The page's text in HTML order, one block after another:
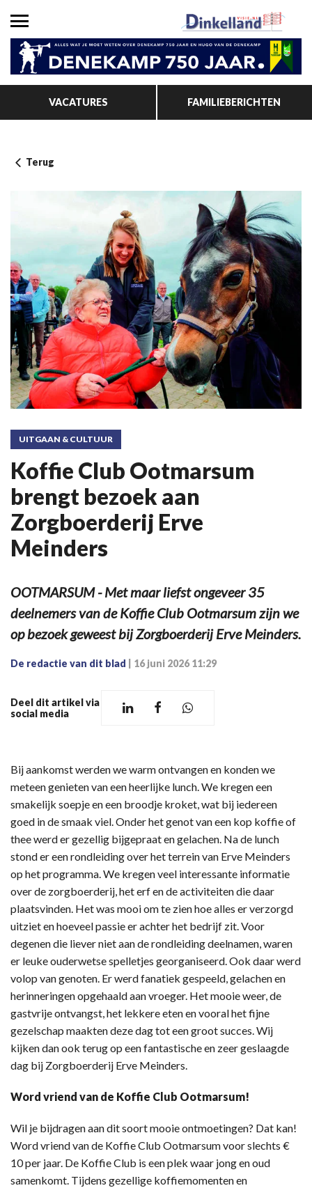
VACATURES FAMILIEBERICHTEN
Terug
UITGAAN & CULTUUR
Koffie Club Ootmarsum
brengt bezoek aan
Zorgboerderij Erve
Meinders
OOTMARSUM - Met maar liefst ongeveer 35
deelnemers van de Koffie Club Ootmarsum zijn we
op bezoek geweest bij Zorgboerderij Erve Meinders.
De redactie van dit blad 16 juni 2026 11:29
Deel dit artikel via
social media
Bij aankomst werden we warm ontvangen en konden we
meteen genieten van een heerlijke lunch. We kregen een
smakelijk soepje en een broodje kroket, wat bij iedereen
goed in de smaak viel. Onder het genot van een kop koffie of
thee werd er gezellig bijgepraat en gelachen. Na de lunch
stond er een rondleiding over het terrein van Erve Meinders
op het programma. We kregen veel interessante informatie
over de zorgboerderij, het erf en de activiteiten die daar
plaatsvinden. Het was mooi om te zien hoe alles er verzorgd
uitziet en hoeveel passie er achter het bedrijf zit. Voor
degenen die liever niet aan de rondleiding deelnamen, waren
er leuke ouderwetse spelletjes georganiseerd. Ook daar werd
volop van genoten. Er werd fanatiek gespeeld, gelachen en
herinneringen opgehaald aan vroeger. Het mooie weer, de
gastvrije ontvangst, het lekkere eten en vooral het fijne
gezelschap maakten deze dag tot een groot succes. Wij
kijken dan ook terug op een fantastische en zeer geslaagde
dag bij Zorgboerderij Erve Meinders.
Word vriend van de Koffie Club Ootmarsum!
Wil je bijdragen aan dit soort mooie ontmoetingen? Dat kan!
Word vriend van de Koffie Club Ootmarsum voor slechts €
10 per jaar. De Koffie Club is een plek waar jong en oud
samenkomt. Tijdens gezellige koffiemomenten en